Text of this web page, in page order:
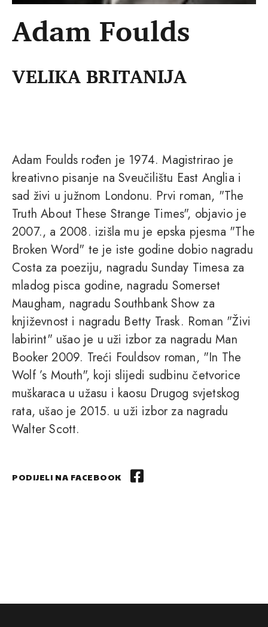
Adam Foulds
VELIKA BRITANIJA
Adam Foulds rođen je 1974. Magistrirao je
kreativno pisanje na Sveučilištu East Anglia i
sad živi u južnom Londonu. Prvi roman, "The
Truth About These Strange Times", objavio je
2007., a 2008. izišla mu je epska pjesma "The
Broken Word" te je iste godine dobio nagradu
Costa za poeziju, nagradu Sunday Timesa za
mladog pisca godine, nagradu Somerset
Maugham, nagradu Southbank Show za
književnost i nagradu Betty Trask. Roman "Živi
labirint" ušao je u uži izbor za nagradu Man
Booker 2009. Treći Fouldsov roman, "In The
Wolf ’s Mouth", koji slijedi sudbinu četvorice
muškaraca u užasu i kaosu Drugog svjetskog
rata, ušao je 2015. u uži izbor za nagradu
Walter Scott.
PODIJELI NA FACEBOOK